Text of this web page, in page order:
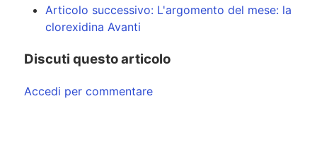
Articolo successivo: L'argomento del mese: la
clorexidina Avanti
Discuti questo articolo
Accedi per commentare